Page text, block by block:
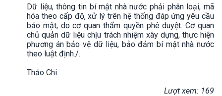
Dữ liệu, thông tin bí mật nhà nước phải phân loại, mã
hóa theo cấp độ, xử lý trên hệ thống đáp ứng yêu cầu
bảo mật, do cơ quan thẩm quyền phê duyệt. Cơ quan
chủ quản dữ liệu chịu trách nhiệm xây dựng, thực hiện
phương án bảo vệ dữ liệu, bảo đảm bí mật nhà nước
theo luật định./.
Thảo Chi
Lượt xem: 169